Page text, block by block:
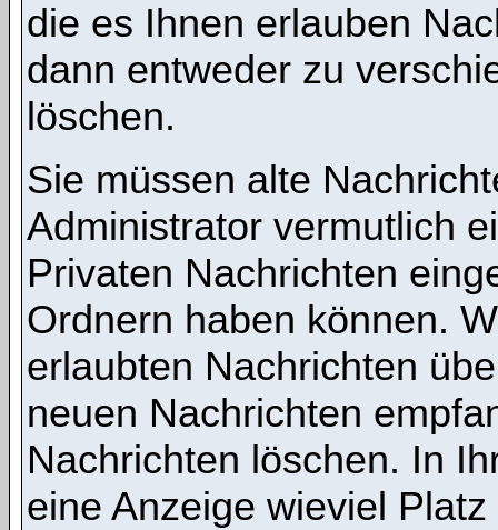
die es Ihnen erlauben
dann entweder zu
löschen.
Sie müssen alte
Administrator vermutlich
Privaten Nachrichten
Ordnern haben können.
erlaubten Nachrichten
neuen Nachrichten
Nachrichten löschen. In
eine Anzeige wieviel